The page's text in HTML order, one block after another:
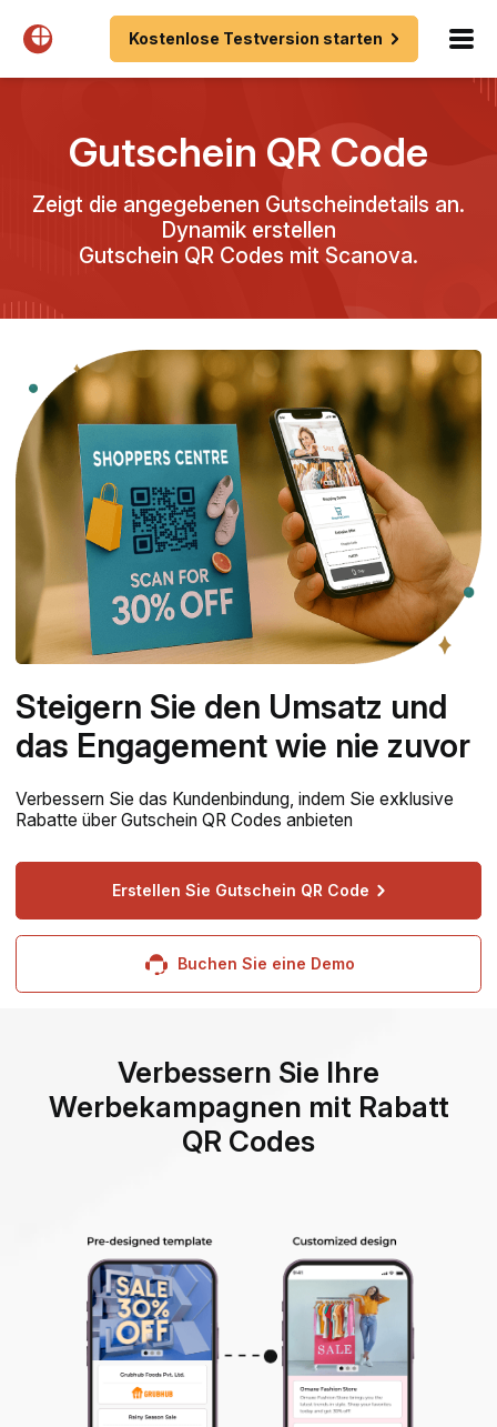
Kostenlose Testversion starten
Gutschein QR Code
Zeigt die angegebenen Gutscheindetails an.
Dynamik erstellen
Gutschein QR Codes mit Scanova.
Steigern Sie den Umsatz und
das Engagement wie nie zuvor
Verbessern Sie das Kundenbindung, indem Sie exklusive
Rabatte über Gutschein QR Codes anbieten
Erstellen Sie Gutschein QR Code
Buchen Sie eine Demo
Verbessern Sie Ihre
Werbekampagnen mit Rabatt
QR Codes